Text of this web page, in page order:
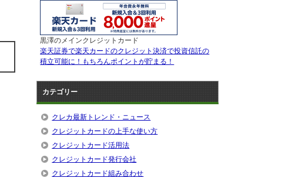
黒澤のメインクレジットカード
楽天証券で楽天カードのクレジット決済で投資信託の
積立可能に！もちろんポイントが貯まる！
カテゴリー
クレカ最新トレンド・ニュース
クレジットカードの上手な使い方
クレジットカード活用法
クレジットカード発行会社
クレジットカード組み合わせ